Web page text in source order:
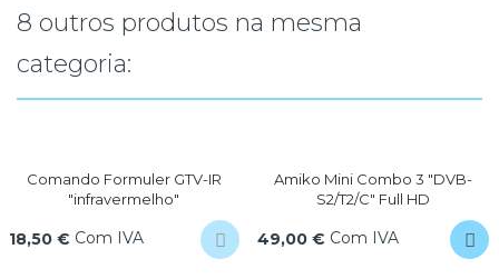
8 outros produtos na mesma
categoria:
Comando Formuler GTV-IR
"infravermelho"
18,50 € Com IVA
Amiko Mini Combo 3 "DVB-
S2/T2/C" Full HD
49,00 € Com IVA